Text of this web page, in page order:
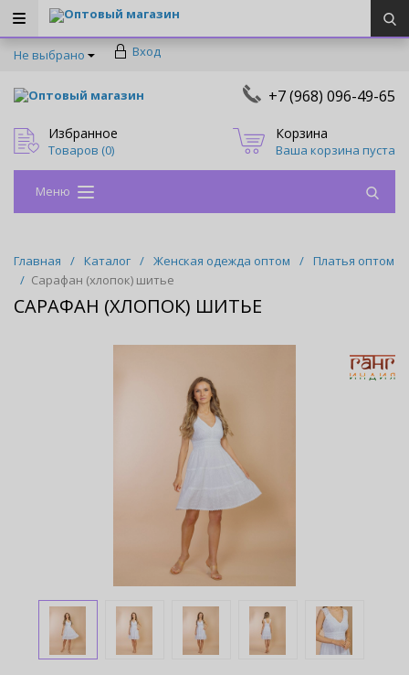
Оптовый магазин
Не выбрано Вход
Оптовый магазин +7 (968) 096-49-65
Избранное
Товаров (0)
Корзина
Ваша корзина пуста
Меню
Главная / Каталог / Женская одежда оптом / Платья оптом
/ Сарафан (хлопок) шитье
САРАФАН (ХЛОПОК) ШИТЬЕ